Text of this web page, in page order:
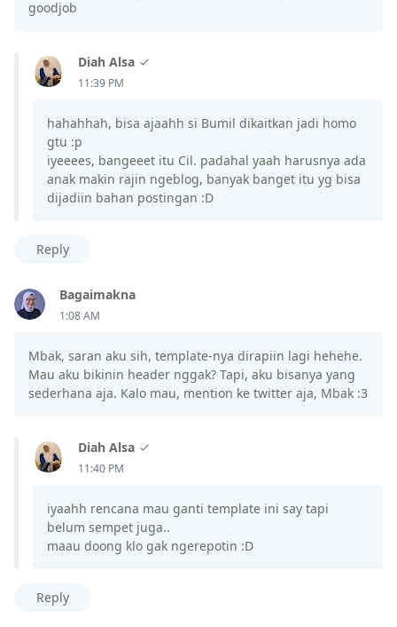
goodjob
Diah Alsa
11:39 PM
hahahhah, bisa ajaahh si Bumil dikaitkan jadi homo
gtu :p
iyeeees, bangeeet itu Cil. padahal yaah harusnya ada
anak makin rajin ngeblog, banyak banget itu yg bisa
dijadiin bahan postingan :D
Reply
Bagaimakna
1:08 AM
Mbak, saran aku sih, template-nya dirapiin lagi hehehe.
Mau aku bikinin header nggak? Tapi, aku bisanya yang
sederhana aja. Kalo mau, mention ke twitter aja, Mbak :3
Diah Alsa
11:40 PM
iyaahh rencana mau ganti template ini say tapi
belum sempet juga..
maau doong klo gak ngerepotin :D
Reply